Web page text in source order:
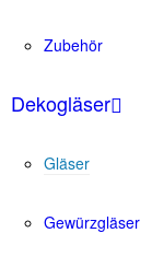
Zubehör
Dekogläser
Gläser
Gewürzgläser